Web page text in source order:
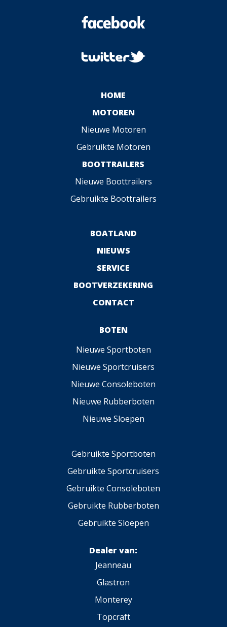
HOME
MOTOREN
Nieuwe Motoren
Gebruikte Motoren
BOOTTRAILERS
Nieuwe Boottrailers
Gebruikte Boottrailers
BOATLAND
NIEUWS
SERVICE
BOOTVERZEKERING
CONTACT
BOTEN
Nieuwe Sportboten
Nieuwe Sportcruisers
Nieuwe Consoleboten
Nieuwe Rubberboten
Nieuwe Sloepen
Gebruikte Sportboten
Gebruikte Sportcruisers
Gebruikte Consoleboten
Gebruikte Rubberboten
Gebruikte Sloepen
Dealer van:
Jeanneau
Glastron
Monterey
Topcraft